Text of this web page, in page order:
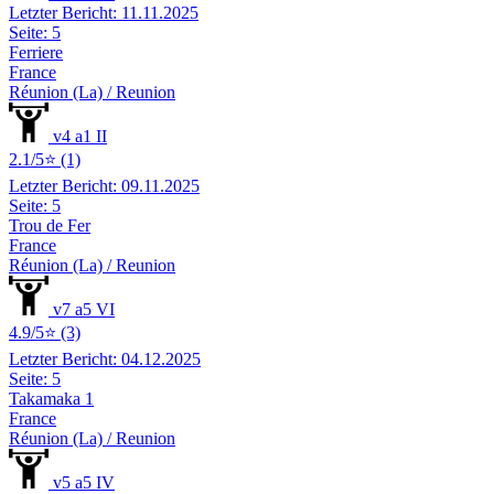
Letzter Bericht: 11.11.2025
Seite: 5
Ferriere
France
Réunion (La) / Reunion
v4 a1 II
2.1/5⭐ (1)
Letzter Bericht: 09.11.2025
Seite: 5
Trou de Fer
France
Réunion (La) / Reunion
v7 a5 VI
4.9/5⭐ (3)
Letzter Bericht: 04.12.2025
Seite: 5
Takamaka 1
France
Réunion (La) / Reunion
v5 a5 IV